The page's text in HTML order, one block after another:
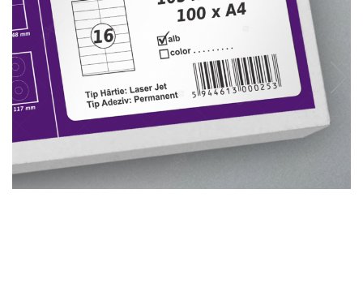
Plicuri de carton
Plicuri cu bule
Plicuri ecommerce
Pungi si sacose
Pungi curierat
Pungi coloane de aer
Pungi hartie
Pungi ziplock cu fermoar
Tuburi de carton